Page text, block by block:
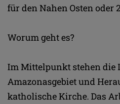
für den Nahen Osten oder
Worum geht es?
Im Mittelpunkt stehen die
Amazonasgebiet und
katholische Kirche. Das